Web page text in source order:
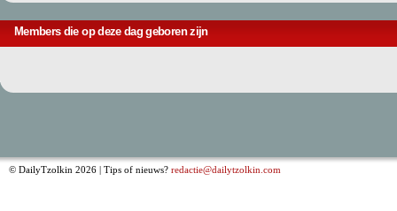
Members die op deze dag geboren zijn
© DailyTzolkin 2026 | Tips of nieuws? redactie@dailytzolkin.com